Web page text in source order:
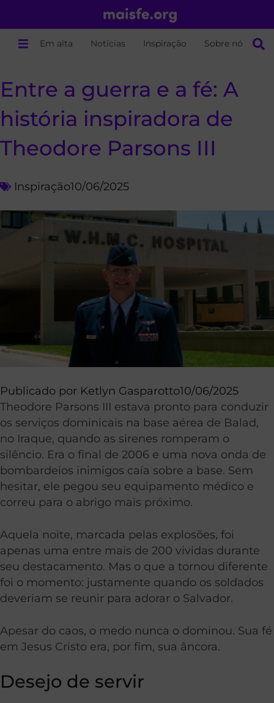
Em alta Notícias Inspiração Sobre nós
Entre a guerra e a fé: A
história inspiradora de
Theodore Parsons III
Inspiração10/06/2025
Publicado por Ketlyn Gasparotto10/06/2025
Theodore Parsons III estava pronto para conduzir
os serviços dominicais na base aérea de Balad,
no Iraque, quando as sirenes romperam o
silêncio. Era o final de 2006 e uma nova onda de
bombardeios inimigos caía sobre a base. Sem
hesitar, ele pegou seu equipamento médico e
correu para o abrigo mais próximo.
Aquela noite, marcada pelas explosões, foi
apenas uma entre mais de 200 vividas durante
seu destacamento. Mas o que a tornou diferente
foi o momento: justamente quando os soldados
deveriam se reunir para adorar o Salvador.
Apesar do caos, o medo nunca o dominou. Sua fé
em Jesus Cristo era, por fim, sua âncora.
Desejo de servir